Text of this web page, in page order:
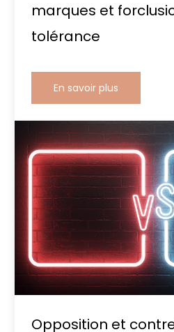
marques et
tolérance
En savoir plus
Opposition et